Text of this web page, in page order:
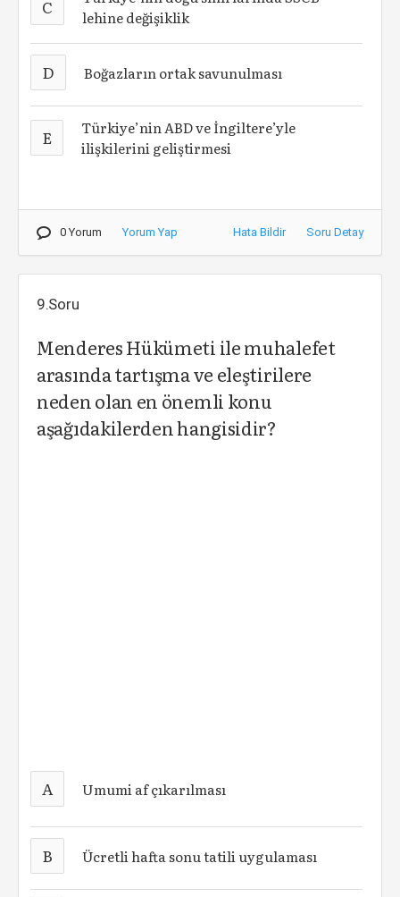
C
lehine değişiklik
D Boğazların ortak savunulması
E
Türkiye’nin ABD ve İngiltere’yle
ilişkilerini geliştirmesi
0 Yorum Yorum Yap Hata Bildir Soru Detay
9.Soru
Menderes Hükümeti ile muhalefet
arasında tartışma ve eleştirilere
neden olan en önemli konu
aşağıdakilerden hangisidir?
A Umumi af çıkarılması
B Ücretli hafta sonu tatili uygulaması